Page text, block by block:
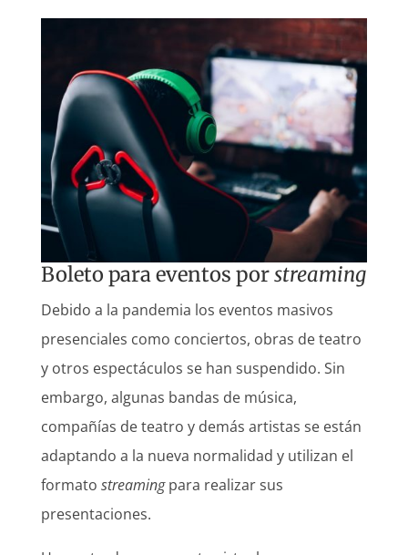
Boleto para eventos porstreaming
Debido a la pandemia los eventos masivos
presenciales como conciertos, obras de teatro
y otros espectáculos se han suspendido. Sin
embargo, algunas bandas de música,
compañías de teatro y demás artistas se están
adaptando a la nueva normalidad y utilizan el
formato streamingpara realizar sus
presentaciones.